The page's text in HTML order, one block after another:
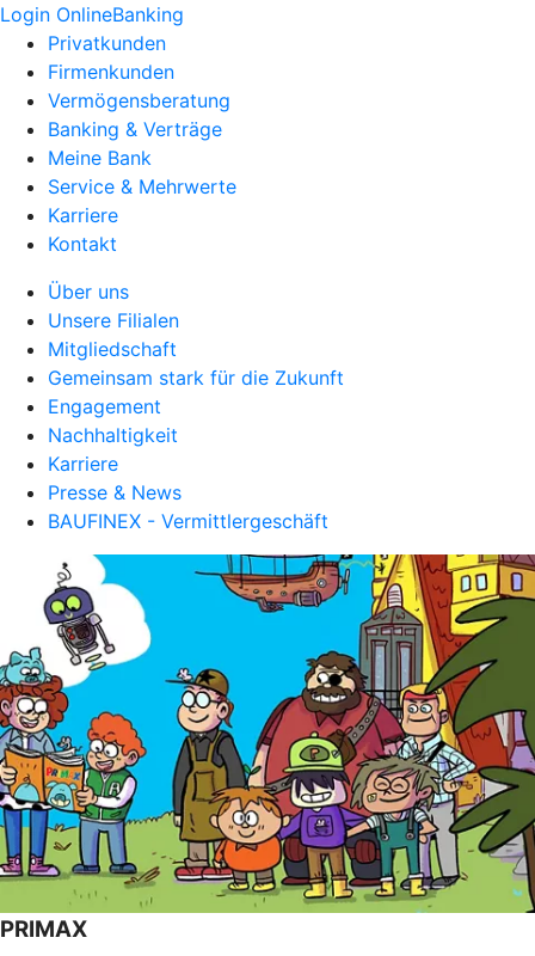
Login OnlineBanking
Privatkunden
Firmenkunden
Vermögensberatung
Banking & Verträge
Meine Bank
Service & Mehrwerte
Karriere
Kontakt
Über uns
Unsere Filialen
Mitgliedschaft
Gemeinsam stark für die Zukunft
Engagement
Nachhaltigkeit
Karriere
Presse & News
BAUFINEX - Vermittlergeschäft
PRIMAX